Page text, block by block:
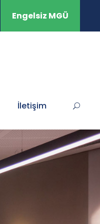
Engelsiz MGÜ
İletişim